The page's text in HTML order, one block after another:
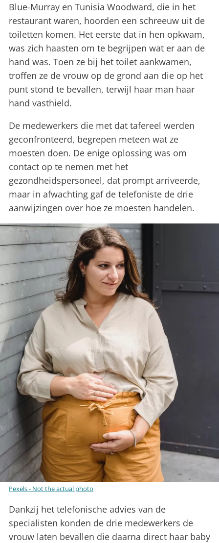
Blue-Murray en Tunisia Woodward, die in het
restaurant waren, hoorden een schreeuw uit de
toiletten komen. Het eerste dat in hen opkwam,
was zich haasten om te begrijpen wat er aan de
hand was. Toen ze bij het toilet aankwamen,
troffen ze de vrouw op de grond aan die op het
punt stond te bevallen, terwijl haar man haar
hand vasthield.
De medewerkers die met dat tafereel werden
geconfronteerd, begrepen meteen wat ze
moesten doen. De enige oplossing was om
contact op te nemen met het
gezondheidspersoneel, dat prompt arriveerde,
maar in afwachting gaf de telefoniste de drie
aanwijzingen over hoe ze moesten handelen.
Pexels - Not the actual photo
Dankzij het telefonische advies van de
specialisten konden de drie medewerkers de
vrouw laten bevallen die daarna direct haar baby